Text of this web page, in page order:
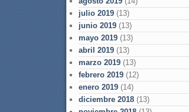
julio 2019 (13)
junio 2019 (13)
mayo 2019 (13)
abril 2019 (13)
marzo 2019 (13)
febrero 2019 (12)
enero 2019 (14)
diciembre 2018 (13)